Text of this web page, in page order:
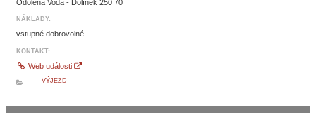
Odolena Voda - Dolínek 250 70
NÁKLADY:
vstupné dobrovolné
KONTAKT:
Web události
VÝJEZD